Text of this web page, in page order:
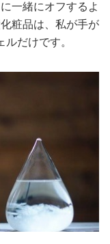
一緒にオフするよ
粧品は、私が手が
だけです。